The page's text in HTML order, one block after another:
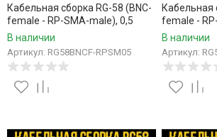
Кабельная сборка RG-58 (BNC-
female - RP-SMA-male), 0,5
метра
В наличии
Артикул: RG58BNCF-RPSM05
Кабельная
female -
В наличии
Артикул: